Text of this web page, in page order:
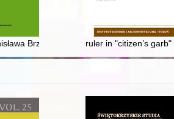
Brzozowskiego w Polsce Ludowej :
ruler in "citizen’s